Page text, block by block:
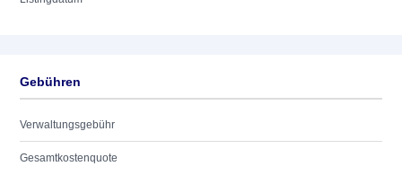
Gebühren
Verwaltungsgebühr
Gesamtkostenquote